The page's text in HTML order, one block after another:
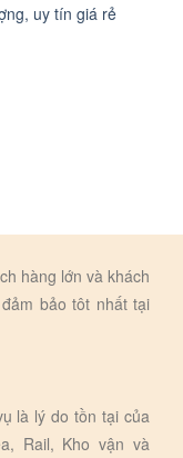
uy tín giá rẻ
hàng lớn và khách
bảo tôt nhất tại
là lý do tồn tại của
Rail, Kho vận và